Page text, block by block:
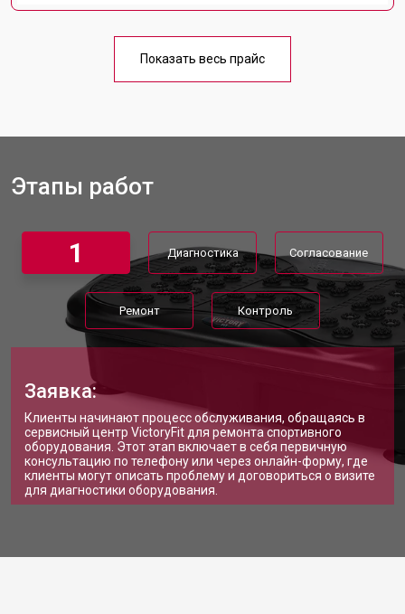
Показать весь прайс
Этапы работ
1 Диагностика Согласование
Ремонт Контроль
Заявка:
Клиенты начинают процесс обслуживания, обращаясь в
сервисный центр VictoryFit для ремонта спортивного
оборудования. Этот этап включает в себя первичную
консультацию по телефону или через онлайн-форму, где
клиенты могут описать проблему и договориться о визите
для диагностики оборудования.